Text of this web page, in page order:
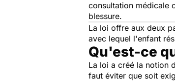
consultation médicale
blessure.
La loi offre aux deux
avec lequel l'enfant
Qu'est-ce
La loi a créé la notion
faut éviter que soit